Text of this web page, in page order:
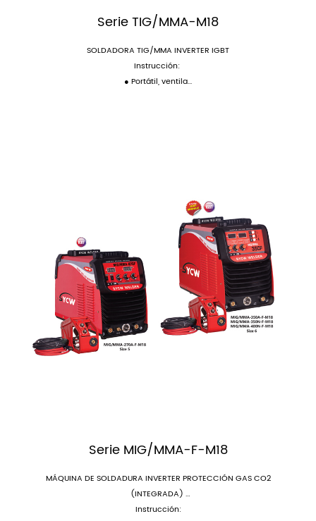
Serie TIG/MMA-M18
SOLDADORA TIG/MMA INVERTER IGBT
Instrucción:
● Portátil, ventila...
Serie MIG/MMA-F-M18
MÁQUINA DE SOLDADURA INVERTER PROTECCIÓN GAS CO2
(INTEGRADA)
Instrucción: